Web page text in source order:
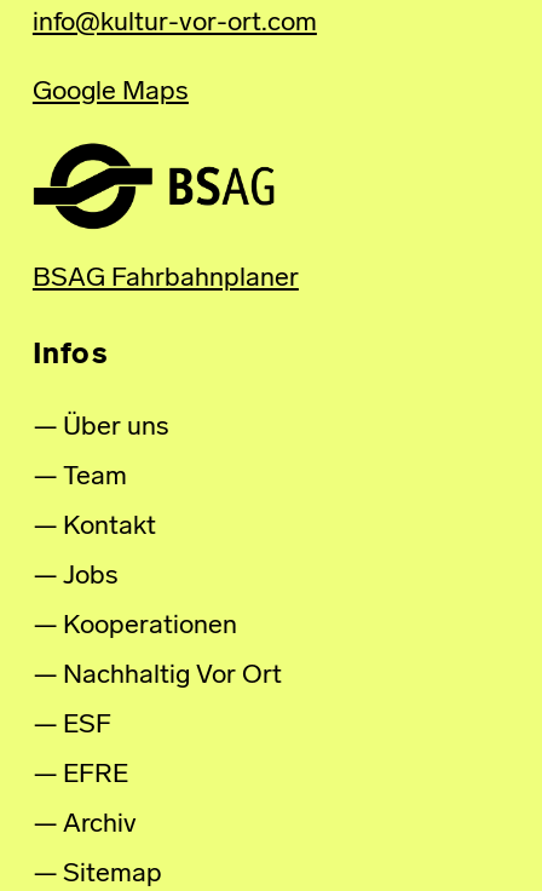
info@kultur-vor-ort.com
Google Maps
BSAG Fahrbahnplaner
Infos
Über uns
Team
Kontakt
Jobs
Kooperationen
Nachhaltig Vor Ort
ESF
EFRE
Archiv
Sitemap